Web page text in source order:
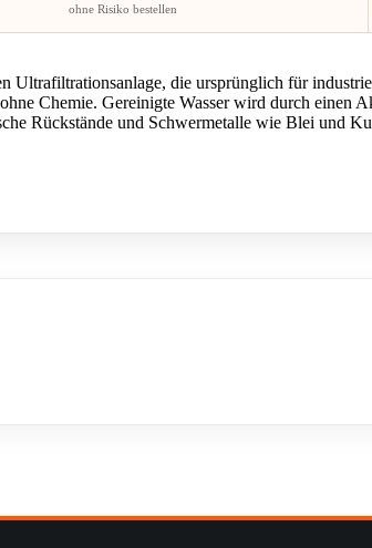
ohne Risiko bestellen
die ursprünglich für
Chemie. Gereinigte Wasser wird durch einen
Rückstände und Schwermetalle wie Blei und